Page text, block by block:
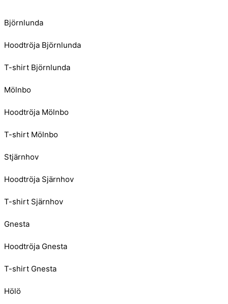
Björnlunda
Hoodtröja Björnlunda
T-shirt Björnlunda
Mölnbo
Hoodtröja Mölnbo
T-shirt Mölnbo
Stjärnhov
Hoodtröja Sjärnhov
T-shirt Sjärnhov
Gnesta
Hoodtröja Gnesta
T-shirt Gnesta
Hölö